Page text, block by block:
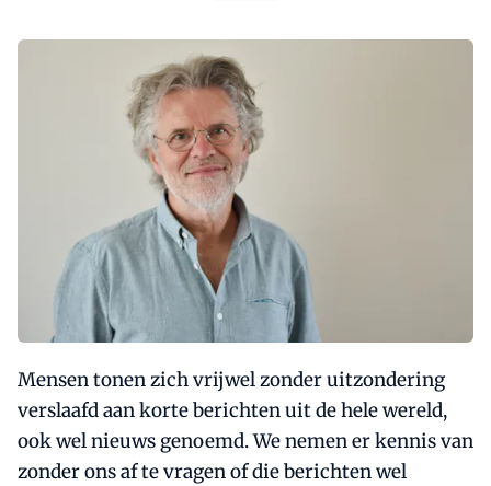
Mensen tonen zich vrijwel zonder uitzondering
verslaafd aan korte berichten uit de hele wereld,
ook wel nieuws genoemd. We nemen er kennis van
zonder ons af te vragen of die berichten wel